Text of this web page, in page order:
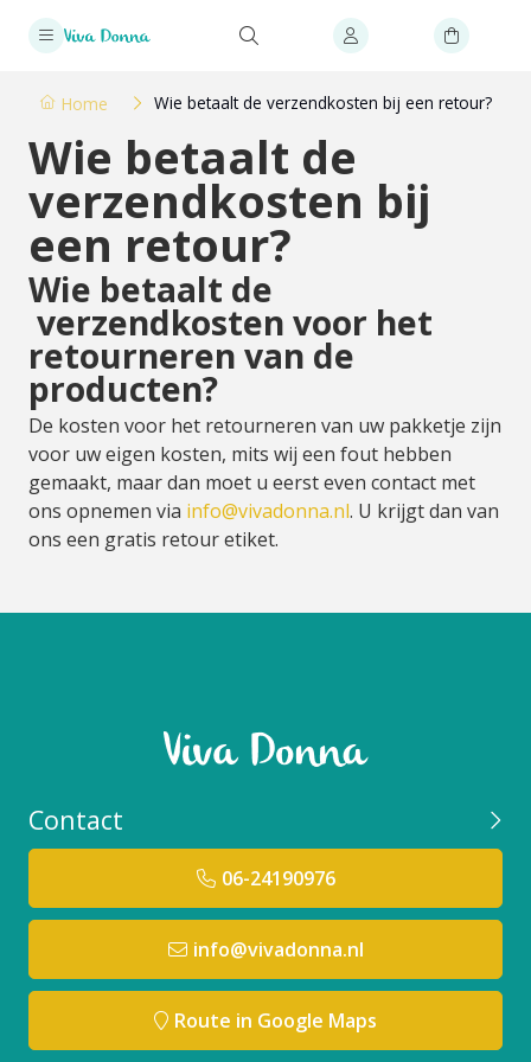
Home Wie betaalt de verzendkosten bij een retour?
Wie betaalt de
verzendkosten bij
een retour?
Wie betaalt de
verzendkosten voor het
retourneren van de
producten?
De kosten voor het retourneren van uw pakketje zijn
voor uw eigen kosten, mits wij een fout hebben
gemaakt, maar dan moet u eerst even contact met
ons opnemen via info@vivadonna.nl. U krijgt dan van
ons een gratis retour etiket.
Contact
06-24190976
info@vivadonna.nl
Route in Google Maps